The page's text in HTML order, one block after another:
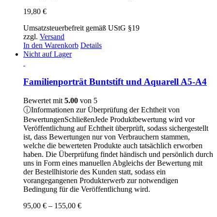
19,80 €
Umsatzsteuerbefreit gemäß UStG §19
zzgl. Versand
In den Warenkorb Details
Nicht auf Lager
Familienporträt Buntstift und Aquarell A5-A4
Bewertet mit 5.00 von 5
ⓘInformationen zur Überprüfung der Echtheit von
BewertungenSchließenJede Produktbewertung wird vor
Veröffentlichung auf Echtheit überprüft, sodass sichergestellt
ist, dass Bewertungen nur von Verbrauchern stammen,
welche die bewerteten Produkte auch tatsächlich erworben
haben. Die Überprüfung findet händisch und persönlich durch
uns in Form eines manuellen Abgleichs der Bewertung mit
der Bestellhistorie des Kunden statt, sodass ein
vorangegangenen Produkterwerb zur notwendigen
Bedingung für die Veröffentlichung wird.
95,00 € – 155,00 €Preisspanne: